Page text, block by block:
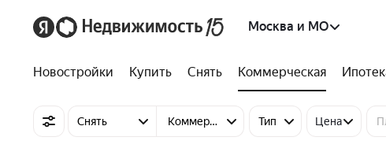
Москва и МО
Новостройки Купить Снять Коммерческая
Снять Коммерческую недвижимость
Тип Цена